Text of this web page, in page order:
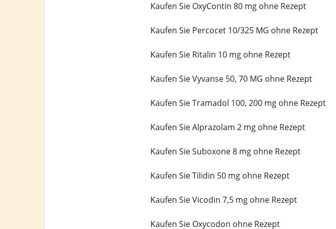
Kaufen Sie OxyContin 80 mg ohne Rezept
Kaufen Sie Percocet 10/325 MG ohne Rezept
Kaufen Sie Ritalin 10 mg ohne Rezept
Kaufen Sie Vyvanse 50, 70 MG ohne Rezept
Kaufen Sie Tramadol 100, 200 mg ohne Rezept
Kaufen Sie Alprazolam 2 mg ohne Rezept
Kaufen Sie Suboxone 8 mg ohne Rezept
Kaufen Sie Tilidin 50 mg ohne Rezept
Kaufen Sie Vicodin 7,5 mg ohne Rezept
Kaufen Sie Oxycodon ohne Rezept